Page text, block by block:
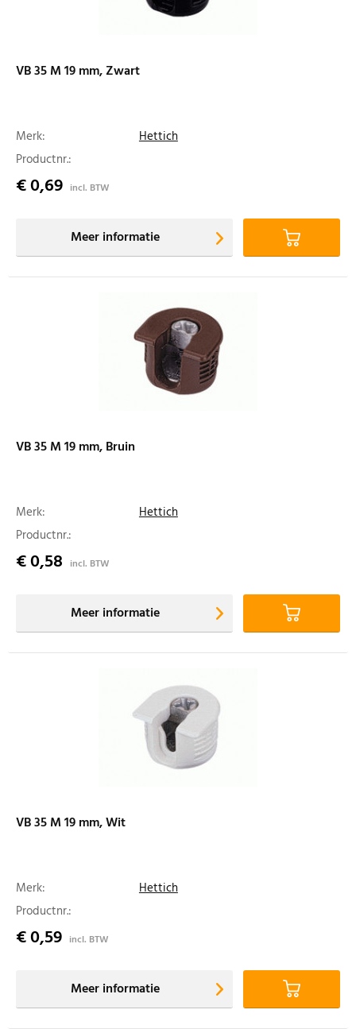
VB 35 M 19 mm, Zwart
Merk:
Hettich
Productnr.:
€ 0,69 incl. BTW
Meer informatie
VB 35 M 19 mm, Bruin
Merk:
Hettich
Productnr.:
€ 0,58 incl. BTW
Meer informatie
VB 35 M 19 mm, Wit
Merk:
Hettich
Productnr.:
€ 0,59 incl. BTW
Meer informatie